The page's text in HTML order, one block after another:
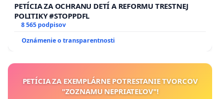
PETÍCIA ZA OCHRANU DETÍ A REFORMU TRESTNEJ
POLITIKY #STOPPDFL
8 565 podpisov
Oznámenie o transparentnosti
PETÍCIA ZA EXEMPLÁRNE POTRESTANIE TVORCOV
"ZOZNAMU NEPRIATEĽOV"!